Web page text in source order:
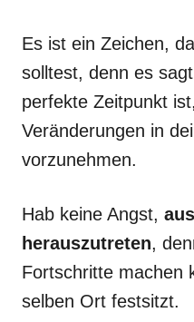
Es ist ein Zeichen,
solltest, denn es
perfekte Zeitpunkt
Veränderungen in
vorzunehmen.
Hab keine Angst,
herauszutreten,
Fortschritte machen
selben Ort festsitzt.